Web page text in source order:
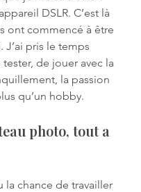
DSLR. C’est là
ont commencé à être
J’ai pris le temps
tester, de jouer avec la
la passion
qu’un hobby.
photo, tout a
la chance de travailler